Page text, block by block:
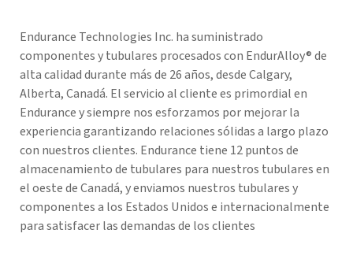
Endurance Technologies Inc. ha suministrado
componentes y tubulares procesados ​​con EndurAlloy® de
alta calidad durante más de 26 años, desde Calgary,
Alberta, Canadá. El servicio al cliente es primordial en
Endurance y siempre nos esforzamos por mejorar la
experiencia garantizando relaciones sólidas a largo plazo
con nuestros clientes. Endurance tiene 12 puntos de
almacenamiento de tubulares para nuestros tubulares en
el oeste de Canadá, y enviamos nuestros tubulares y
componentes a los Estados Unidos e internacionalmente
para satisfacer las demandas de los clientes